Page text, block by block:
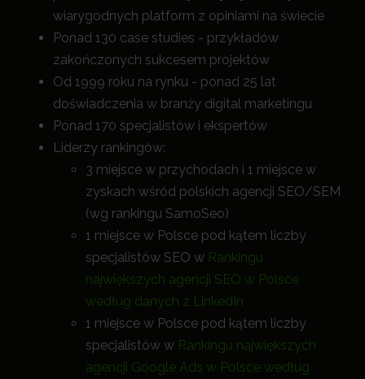
wiarygodnych platform z opiniami na świecie
Ponad 130 case studies - przykładów
zakończonych sukcesem projektów
Od 1999 roku na rynku - ponad 25 lat
doświadczenia w branży digital marketingu
Ponad 170 specjalistów i ekspertów
Liderzy rankingów:
3 miejsce w przychodach i 1 miejsce w
zyskach wśród polskich agencji SEO/SEM
(wg rankingu SamoSeo)
1 miejsce w Polsce pod kątem liczby
specjalistów SEO w Rankingu
największych agencji SEO w Polsce
według danych z LinkedIn
1 miejsce w Polsce pod kątem liczby
specjalistów w Rankingu największych
agencji Google Ads w Polsce według